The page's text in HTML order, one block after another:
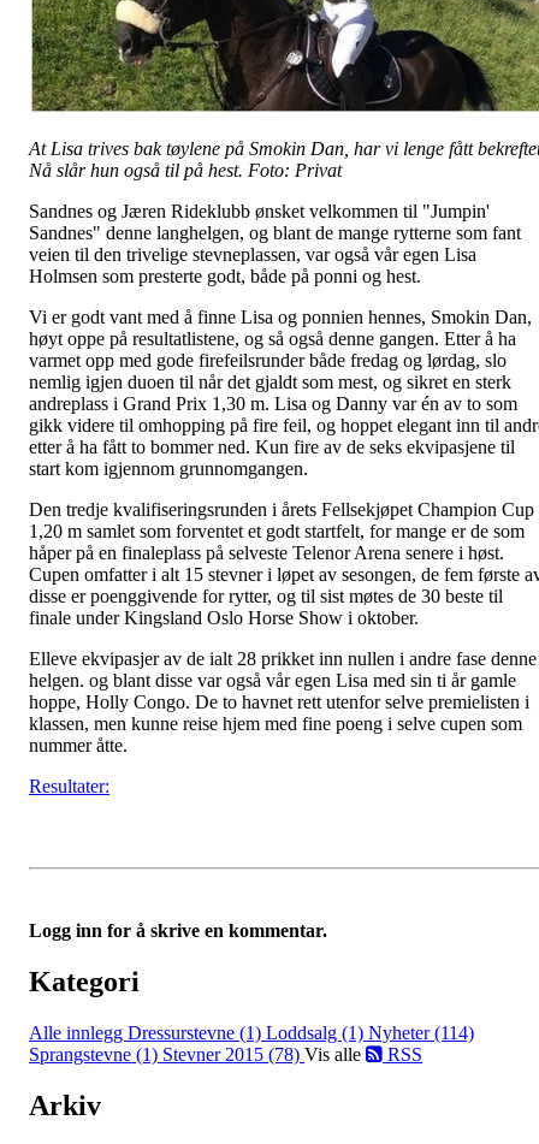
At Lisa trives bak tøylene på Smokin Dan, har vi lenge fått
Nå slår hun også til på hest. Foto: Privat
Sandnes og Jæren Rideklubb ønsket velkommen til "Jumpin'
Sandnes" denne langhelgen, og blant de mange rytterne som fant
veien til den trivelige stevneplassen, var også vår egen Lisa
Holmsen som presterte godt, både på ponni og hest.
Vi er godt vant med å finne Lisa og ponnien hennes, Smokin Dan,
høyt oppe på resultatlistene, og så også denne gangen. Etter å ha
varmet opp med gode firefeilsrunder både fredag og lørdag, slo
nemlig igjen duoen til når det gjaldt som mest, og sikret en sterk
andreplass i Grand Prix 1,30 m. Lisa og Danny var én av to som
gikk videre til omhopping på fire feil, og hoppet elegant inn til
etter å ha fått to bommer ned. Kun fire av de seks ekvipasjene til
start kom igjennom grunnomgangen.
Den tredje kvalifiseringsrunden i årets Fellsekjøpet Champion Cup
1,20 m samlet som forventet et godt startfelt, for mange er de som
håper på en finaleplass på selveste Telenor Arena senere i høst.
Cupen omfatter i alt 15 stevner i løpet av sesongen, de fem første
disse er poenggivende for rytter, og til sist møtes de 30 beste til
finale under Kingsland Oslo Horse Show i oktober.
Elleve ekvipasjer av de ialt 28 prikket inn nullen i andre fase denne
helgen. og blant disse var også vår egen Lisa med sin ti år gamle
hoppe, Holly Congo. De to havnet rett utenfor selve premielisten i
klassen, men kunne reise hjem med fine poeng i selve cupen som
nummer åtte.
Resultater:
Logg inn for å skrive en kommentar.
Kategori
Alle innlegg Dressurstevne (1) Loddsalg (1) Nyheter (114)
Sprangstevne (1) Stevner 2015 (78) Vis alle RSS
Arkiv